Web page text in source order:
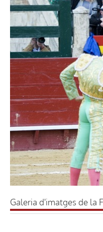
Galeria d'imatges de la